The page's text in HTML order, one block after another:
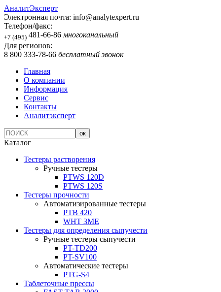
АналитЭксперт
Электронная почта: info@analytexpert.ru
Телефон/факс:
+7 (495) 481-66-86 многоканальный
Для регионов:
8 800 333-78-66 бесплатный звонок
Главная
О компании
Информация
Сервис
Контакты
Аналитэксперт
Каталог
Тестеры растворения
Ручные тестеры
PTWS 120D
PTWS 120S
Тестеры прочности
Автоматизированные тестеры
PTB 420
WHT 3ME
Тестеры для определения сыпучести
Ручные тестеры сыпучести
PT-TD200
PT-SV100
Автоматические тестеры
PTG-S4
Таблеточные прессы